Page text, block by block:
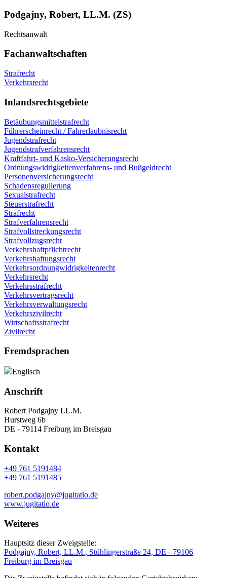
Podgajny, Robert, LL.M. (ZS)
Rechtsanwalt
Fachanwaltschaften
Strafrecht
Verkehrsrecht
Inlandsrechtsgebiete
Betäubungsmittelstrafrecht
Führerscheinrecht / Fahrerlaubnisrecht
Jugendstrafrecht
Jugendstrafverfahrensrecht
Kraftfahrt- und Kasko-Versicherungsrecht
Ordnungswidrigkeitenverfahrens- und Bußgeldrecht
Personenversicherungsrecht
Schadensregulierung
Sexualstrafrecht
Steuerstrafrecht
Strafrecht
Strafverfahrensrecht
Strafvollstreckungsrecht
Strafvollzugsrecht
Verkehrshaftpflichtrecht
Verkehrshaftungsrecht
Verkehrsordnungwidrigkeitenrecht
Verkehrsrecht
Verkehrsstrafrecht
Verkehrsvertragsrecht
Verkehrsverwaltungsrecht
Verkehrszivilrecht
Wirtschaftsstrafrecht
Zivilrecht
Fremdsprachen
Englisch
Anschrift
Robert Podgajny LL.M.
Hurstweg 6b
DE - 79114 Freiburg im Breisgau
Kontakt
+49 761 5191484
+49 761 5191485
robert.podgajny@jugitatio.de
www.jugitatio.de
Weiteres
Hauptsitz dieser Zweigstelle:
Podgajny, Robert, LL.M., Stühlingerstraße 24, DE - 79106
Freiburg im Breisgau